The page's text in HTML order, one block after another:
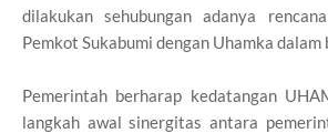
dilakukan sehubungan adanya
Pemkot Sukabumi dengan Uhamka dalam
Pemerintah berharap kedatangan
langkah awal sinergitas antara